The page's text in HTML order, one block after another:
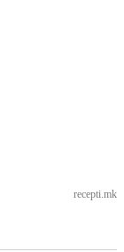
recepti.mk